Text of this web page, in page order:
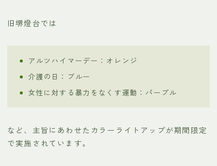
旧堺燈台では
アルツハイマーデー：オレンジ
介護の日：ブルー
女性に対する暴力をなくす運動：パープル
など、主旨にあわせたカラーライトアップが期間限定
で実施されています。